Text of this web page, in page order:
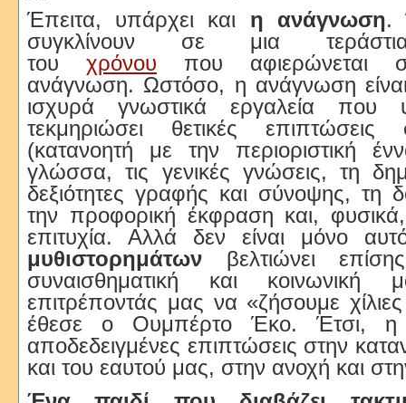
Έπειτα, υπάρχει και η ανάγνωση.
συγκλίνουν σε μια
του χρόνου που αφιερώνεται
ανάγνωση. Ωστόσο, η ανάγνωση
ισχυρά γνωστικά εργαλεία που
τεκμηριώσει θετικές
(κατανοητή με την περιοριστική
γλώσσα, τις γενικές γνώσεις, τη
δεξιότητες γραφής και σύνοψης, τη
την προφορική έκφραση και,
επιτυχία. Αλλά δεν είναι μόνο
μυθιστορημάτωνβελτιώνει
συναισθηματική και κοινωνική
επιτρέποντάς μας να «ζήσουμε
έθεσε ο Ουμπέρτο ​​Έκο. Έτσι, η
αποδεδειγμένες επιπτώσεις στην
και του εαυτού μας, στην ανοχή και